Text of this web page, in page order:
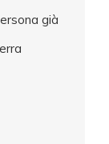
già